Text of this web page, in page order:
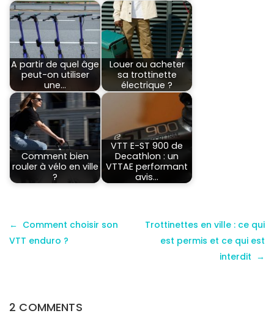
A partir de quel âge
peut-on utiliser
une…
Louer ou acheter
sa trottinette
électrique ?
Comment bien
rouler à vélo en ville
?
VTT E-ST 900 de
Decathlon : un
VTTAE performant
avis…
Comment choisir son
VTT enduro ?
Trottinettes en ville : ce qui
est permis et ce qui est
interdit
2 COMMENTS